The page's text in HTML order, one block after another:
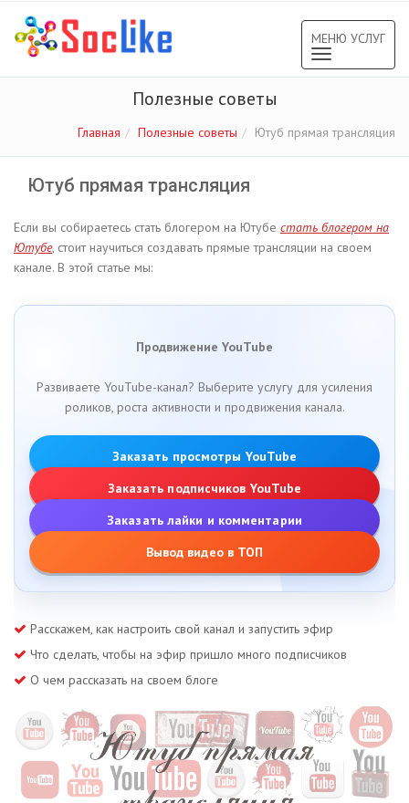
МЕНЮ УСЛУГ
navigation
Полезные советы
Главная Полезные советы Ютуб прямая трансляция
Ютуб прямая трансляция
Если вы собираетесь стать блогером на Ютубе стать блогером на
Ютубе, стоит научиться создавать прямые трансляции на своем
канале. В этой статье мы:
Продвижение YouTube
Развиваете YouTube-канал? Выберите услугу для усиления
роликов, роста активности и продвижения канала.
Заказать просмотры YouTube
Заказать подписчиков YouTube
Заказать лайки и комментарии
Вывод видео в ТОП
Расскажем, как настроить свой канал и запустить эфир
Что сделать, чтобы на эфир пришло много подписчиков
О чем рассказать на своем блоге